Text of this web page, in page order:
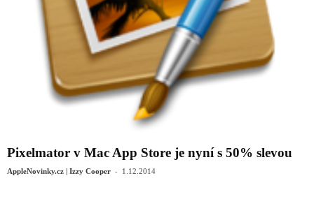
Pixelmator v Mac App Store je nyní s 50% slevou
AppleNovinky.cz | Izzy Cooper - 1.12.2014